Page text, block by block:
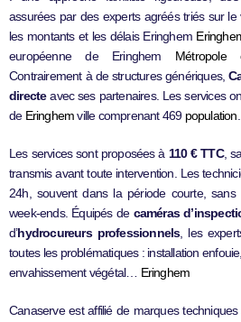
assurées par des experts agréés triés sur le
les montants et les délais Eringhem
européenne de Eringhem Métropole
Contrairement à de structures génériques,
directeavec ses partenaires. Les services
de Eringhemville comprenant 469 population.
Les services sont proposées à 110 € TTC,
transmis avant toute intervention. Les
24h, souvent dans la période courte,
week-ends. Équipés de caméras
d’hydrocureurs professionnels, les
toutes les problématiques : installation
envahissement végétal… Eringhem
Canaserve est affilié de marques